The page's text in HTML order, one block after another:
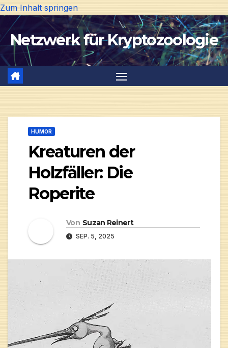
Zum Inhalt springen
Netzwerk für Kryptozoologie
HUMOR
Kreaturen der
Holzfäller: Die
Roperite
Von Suzan Reinert
SEP. 5, 2025